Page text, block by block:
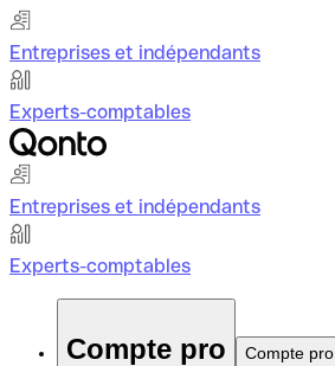
Entreprises et indépendants
Experts-comptables
Entreprises et indépendants
Experts-comptables
Compte pro Compte pro